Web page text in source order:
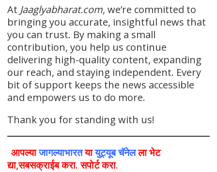
At Jaaglyabharat.com, we’re committed to
bringing you accurate, insightful news that
you can trust. By making a small
contribution, you help us continue
delivering high-quality content, expanding
our reach, and staying independent. Every
bit of support keeps the news accessible
and empowers us to do more.
Thank you for standing with us!
आपल्याजागल्याभारतयायुट्यूब चॅनेलला भेट
द्या,सबसक्राईब करा. सपोर्ट करा.